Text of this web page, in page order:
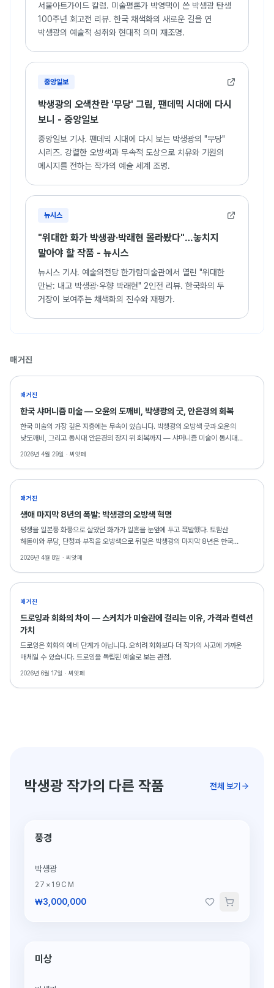
서울아트가이드 칼럼. 미술평론가 박영택이 쓴 박생광 탄생
100주년 회고전 리뷰. 한국 채색화의 새로운 길을 연
박생광의 예술적 성취와 현대적 의미 재조명.
중앙일보
박생광의 오색찬란 '무당' 그림, 팬데믹 시대에 다시
보니 - 중앙일보
중앙일보 기사. 팬데믹 시대에 다시 보는 박생광의 "무당"
시리즈. 강렬한 오방색과 무속적 도상으로 치유와 기원의
메시지를 전하는 작가의 예술 세계 조명.
뉴시스
"위대한 화가 박생광·박래현 몰라봤다"…놓치지
말아야 할 작품 - 뉴시스
뉴시스 기사. 예술의전당 한가람미술관에서 열린 "위대한
만남: 내고 박생광·우향 박래현" 2인전 리뷰. 한국화의 두
거장이 보여주는 채색화의 진수와 재평가.
매거진
매거진
한국 샤머니즘 미술 — 오윤의 도깨비, 박생광의 굿, 안은경의 회복
한국 미술의 가장 깊은 지층에는 무속이 있습니다. 박생광의 오방색 굿과 오윤의
낮도깨비, 그리고 동시대 안은경의 장지 위 회복까지 — 샤머니즘 미술이 동시대
거실에서도 의미를 갖는 이유를 씨앗페 소장 작품으로 읽습니다.
2026년 4월 29일 · 씨앗페
매거진
생애 마지막 8년의 폭발: 박생광의 오방색 혁명
평생을 일본풍 화풍으로 살았던 화가가 일흔을 눈앞에 두고 폭발했다. 토함산
해돋이와 무당, 단청과 부적을 오방색으로 뒤덮은 박생광의 마지막 8년은 한국
현대미술의 가장 극적인 전환 중 하나로 기록된다. SAF 2026에는 그의 드로잉
2026년 4월 8일 · 씨앗페
매거진
드로잉과 회화의 차이 — 스케치가 미술관에 걸리는 이유, 가격과 컬렉션
가치
드로잉은 회화의 예비 단계가 아닙니다. 오히려 회화보다 더 작가의 사고에 가까운
매체일 수 있습니다. 드로잉을 독립된 예술로 보는 관점.
2026년 6월 17일 · 씨앗페
박생광 작가의 다른 작품 전체 보기
풍경
박생광
27×19CM
₩3,000,000
미상